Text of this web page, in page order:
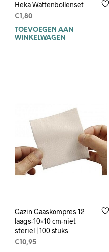
Heka Wattenbollenset
€ 1,80
TOEVOEGEN AAN
WINKELWAGEN
Gazin Gaaskompres 12
laags-10×10 cm-niet
steriel | 100 stuks
€ 10,95